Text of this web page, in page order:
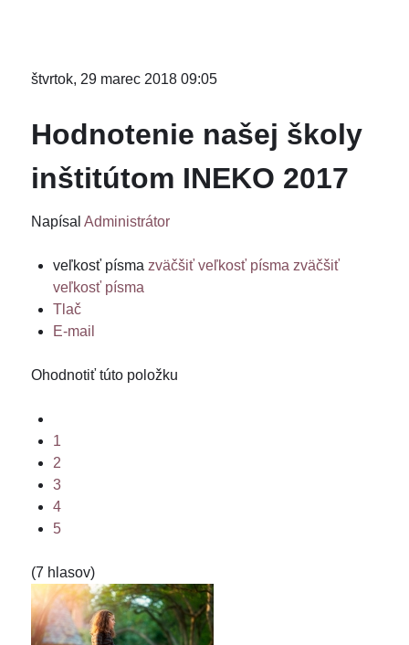
štvrtok, 29 marec 2018 09:05
Hodnotenie našej školy
inštitútom INEKO 2017
Napísal Administrátor
veľkosť písma zväčšiť veľkosť písma zväčšiť
veľkosť písma
Tlač
E-mail
Ohodnotiť túto položku
1
2
3
4
5
(7 hlasov)